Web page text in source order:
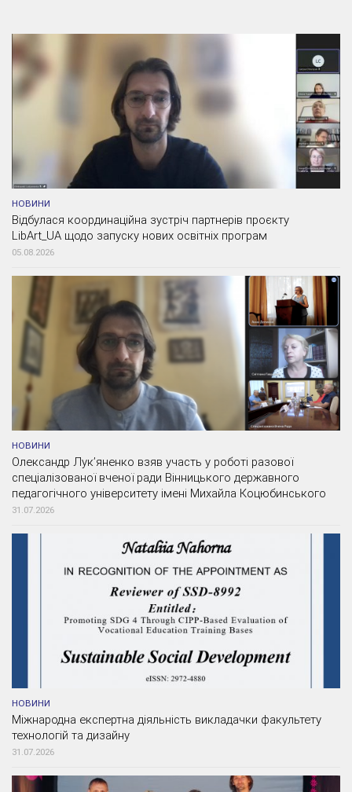
НОВИНИ
Відбулася координаційна зустріч партнерів проєкту
LibArt_UA щодо запуску нових освітніх програм
05.08.2026
НОВИНИ
Олександр Лук’яненко взяв участь у роботі разової
спеціалізованої вченої ради Вінницького державного
педагогічного університету імені Михайла Коцюбинського
31.07.2026
НОВИНИ
Міжнародна експертна діяльність викладачки факультету
технологій та дизайну
31.07.2026